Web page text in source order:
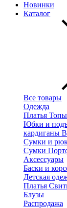
Новинки
Каталог
Все товары
Одежда
Платья
Юбки и
кардиганы
Сумки и
Сумки
Аксессуары
Баски и
Детская
Платья
Блузы
Распродажа